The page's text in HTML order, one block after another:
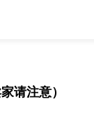
请注意）